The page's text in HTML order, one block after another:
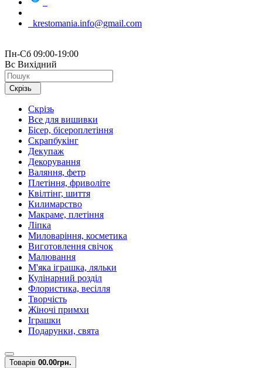
krestomania.info@gmail.com
Пн-Сб 09:00-19:00
Вс Вихідний
Скрізь
Скрізь
Все для вишивки
Бісер, бісероплетіння
Скрапбукінг
Декупаж
Декорування
Валяння, фетр
Плетіння, фриволіте
Квілтінг, шиття
Килимарство
Макраме, плетіння
Ліпка
Миловаріння, косметика
Виготовлення свічок
Малювання
М'яка іграшка, ляльки
Кулінарний розділ
Флористика, весілля
Творчість
Жіночі примхи
Іграшки
Подарунки, свята
Товарів 00.00грн.